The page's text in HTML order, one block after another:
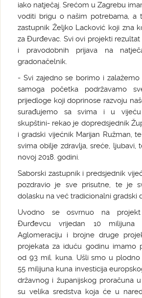
iako natječaj. Srećom u Zagrebu
voditi brigu o našim potrebama, a
zastupnik Željko Lacković koji zna
za Đurđevac. Svi ovi projekti
i pravodobnih prijava na
gradonačelnik.
- Svi zajedno se borimo i
samoga početka podržavamo
prijedloge koji doprinose razvoju
surađujemo sa svima i u
skupštini- rekao je dopredsjednik
i gradski vijećnik Marijan Ružman,
svima obilje zdravlja, sreće, ljubavi,
novoj 2018. godini.
Saborski zastupnik i predsjednik
pozdravio je sve prisutne, te je
dolasku na već tradicionalni gradski
Uvodno se osvrnuo na
Đurđevcu vrijedan 10
Aglomeraciju i brojne druge
projekata za iduću godinu imamo
od 93 mil. kuna. Ušli smo u plodno
55 milijuna kuna investicija
državnog i županijskog proračuna
su velika sredstva koja će u